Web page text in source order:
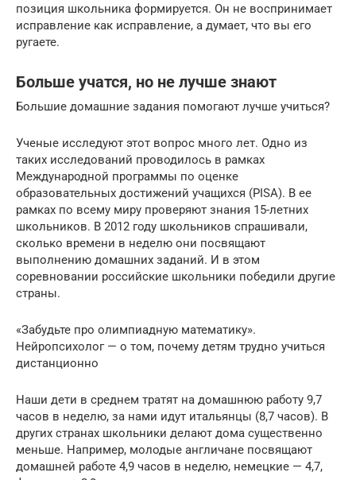
позиция школьника формируется. Он не воспринимает
исправление как исправление, а думает, что вы его
ругаете.
Больше учатся, но не лучше знают
Большие домашние задания помогают лучше учиться?
Ученые исследуют этот вопрос много лет. Одно из
таких исследований проводилось в рамках
Международной программы по оценке
образовательных достижений учащихся (PISA). В ее
рамках по всему миру проверяют знания 15-летних
школьников. В 2012 году школьников спрашивали,
сколько времени в неделю они посвящают
выполнению домашних заданий. И в этом
соревновании российские школьники победили другие
страны.
«Забудьте про олимпиадную математику».
Нейропсихолог — о том, почему детям трудно учиться
дистанционно
Наши дети в среднем тратят на домашнюю работу 9,7
часов в неделю, за нами идут итальянцы (8,7 часов). В
других странах школьники делают дома существенно
меньше. Например, молодые англичане посвящают
домашней работе 4,9 часов в неделю, немецкие — 4,7,